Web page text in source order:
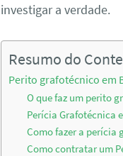
investigar a verdade.
Resumo do
Perito grafotécnico em
O que faz um perito
Perícia Grafotécnica
Como fazer a perícia
Como contratar um